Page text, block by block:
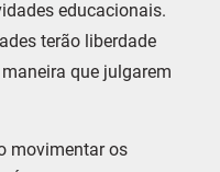
educacionais.
terão liberdade
que julgarem
movimentar os